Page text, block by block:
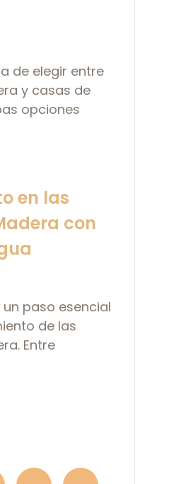
de elegir entre
y casas de
opciones
en las
con
un paso esencial
de las
Entre